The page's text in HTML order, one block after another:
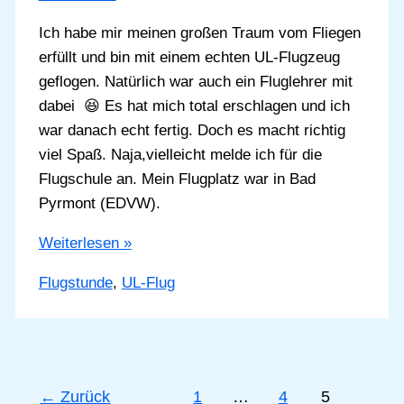
Ich habe mir meinen großen Traum vom Fliegen
erfüllt und bin mit einem echten UL-Flugzeug
geflogen. Natürlich war auch ein Fluglehrer mit
dabei 😆 Es hat mich total erschlagen und ich
war danach echt fertig. Doch es macht richtig
viel Spaß. Naja,vielleicht melde ich für die
Flugschule an. Mein Flugplatz war in Bad
Pyrmont (EDVW).
Als
mit
UL-
Weiterlesen »
Flugstunde, UL-Flug
← Zurück 1 … 4 5